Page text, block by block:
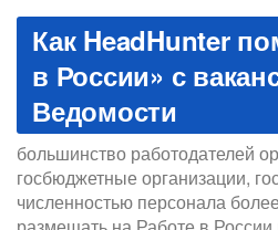
Как HeadHunter
в России» с
Ведомости
большинство работодателей
госбюджетные организации,
численностью персонала